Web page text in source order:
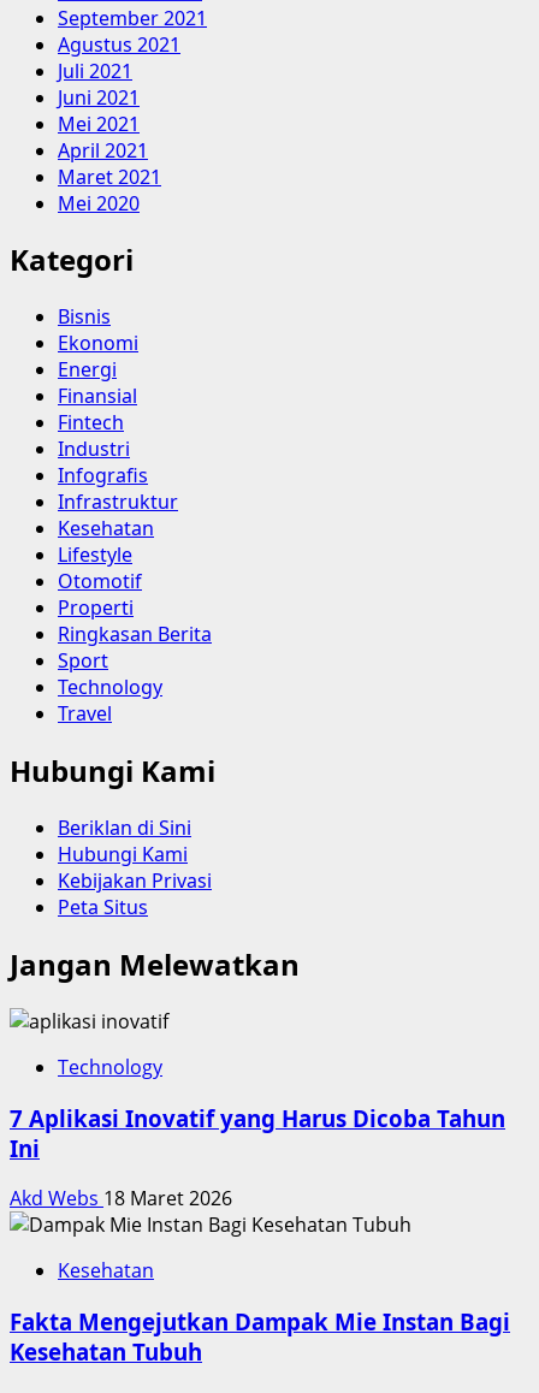
September 2021
Agustus 2021
Juli 2021
Juni 2021
Mei 2021
April 2021
Maret 2021
Mei 2020
Kategori
Bisnis
Ekonomi
Energi
Finansial
Fintech
Industri
Infografis
Infrastruktur
Kesehatan
Lifestyle
Otomotif
Properti
Ringkasan Berita
Sport
Technology
Travel
Hubungi Kami
Beriklan di Sini
Hubungi Kami
Kebijakan Privasi
Peta Situs
Jangan Melewatkan
Technology
7 Aplikasi Inovatif yang Harus Dicoba Tahun
Ini
Akd Webs 18 Maret 2026
Kesehatan
Fakta Mengejutkan Dampak Mie Instan Bagi
Kesehatan Tubuh